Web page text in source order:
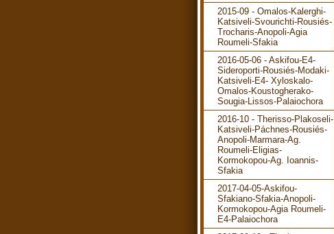
2015-09 - Omalos-Kalerghi-
Katsiveli-Svourichti-Rousiés-
Trocharis-Anopoli-Agia
Roumeli-Sfakia
2016-05-06 - Askifou-E4-
Sideroporti-Rousiés-Modaki-
Katsiveli-E4- Xyloskalo-
Omalos-Koustogherako-
Sougia-Lissos-Palaiochora
2016-10 - Therisso-Plakoseli-
Katsiveli-Páchnes-Rousiés-
Anopoli-Marmara-Ag.
Roumeli-Eligias-
Kormokopou-Ag. Ioannis-
Sfakia
2017-04-05-Askifou-
Sfakiano-Sfakia-Anopoli-
Kormokopou-Agia Roumeli-
E4-Palaiochora